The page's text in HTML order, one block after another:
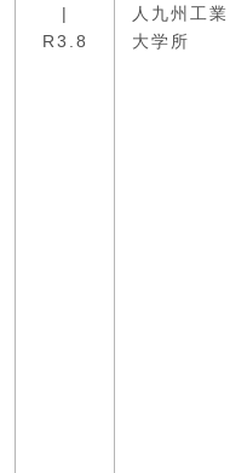
|
R3.8
人九州工業
大学所